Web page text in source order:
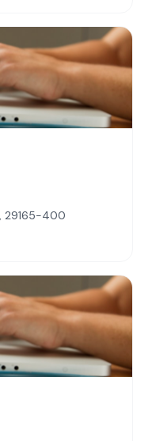
29165-400